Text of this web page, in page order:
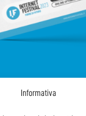
Informativa
SEGUICI SUI SOCIAL